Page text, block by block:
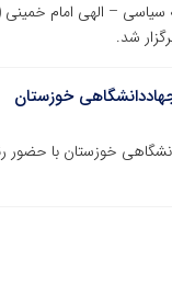
خوزستان
خوزستان با حضور